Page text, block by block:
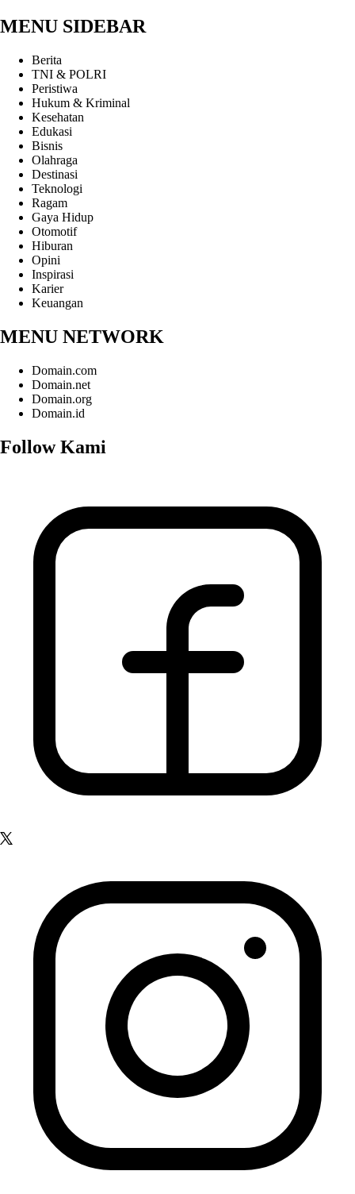
MENU SIDEBAR
Berita
TNI & POLRI
Peristiwa
Hukum & Kriminal
Kesehatan
Edukasi
Bisnis
Olahraga
Destinasi
Teknologi
Ragam
Gaya Hidup
Otomotif
Hiburan
Opini
Inspirasi
Karier
Keuangan
MENU NETWORK
Domain.com
Domain.net
Domain.org
Domain.id
Follow Kami